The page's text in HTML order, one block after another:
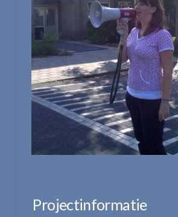
Projectinformatie